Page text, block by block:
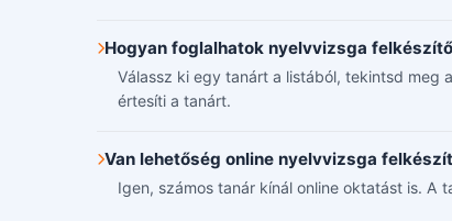
Hogyan foglalhatok nyelvvizsga
Válassz ki egy tanárt a listából, tekintsd meg
értesíti a tanárt.
Van lehetőség online nyelvvizsga
Igen, számos tanár kínál online oktatást is. A